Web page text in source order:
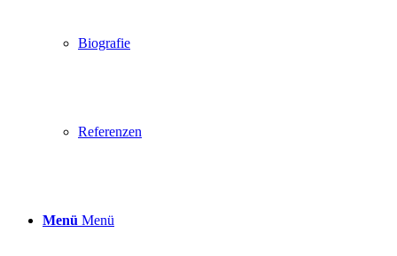
Biografie
Referenzen
Menü Menü